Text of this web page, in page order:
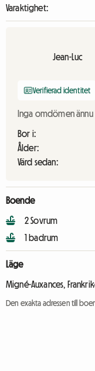
Varaktighet:
Jean-Luc
Verifierad identitet
Inga omdömen ännu
Bor i:
Ålder:
Värd sedan:
Boende
2 Sovrum
1 badrum
Läge
Migné-Auxances,
Den exakta adressen till